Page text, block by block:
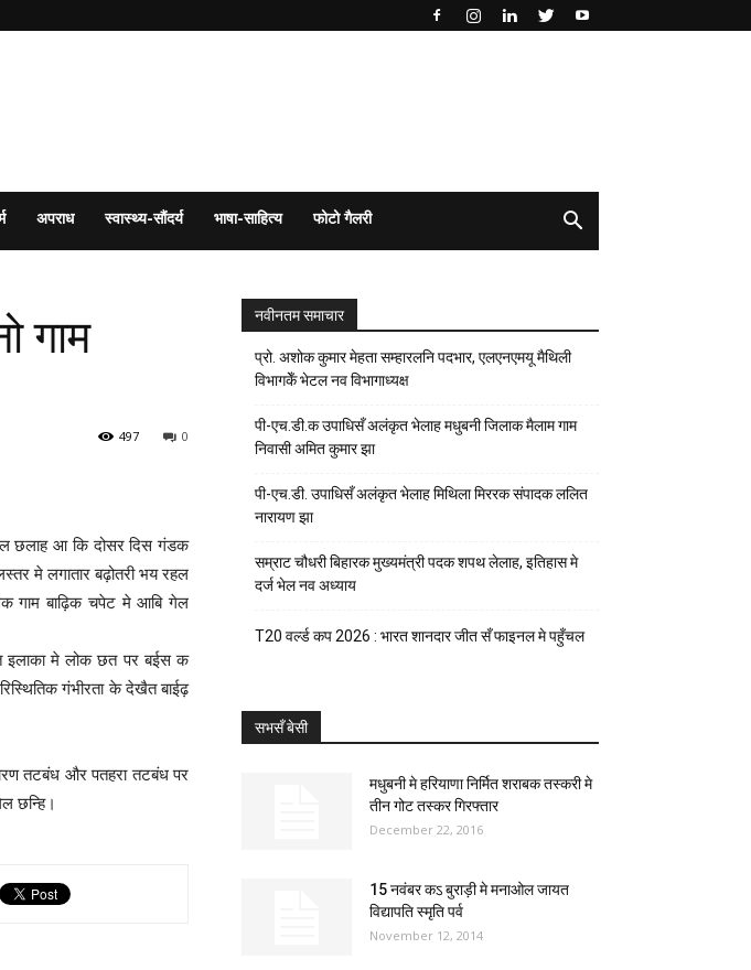
अपराध स्वास्थ्य-सौंदर्य भाषा-साहित्य फोटो गैलरी
गाम
0
497
छलाह आ कि दोसर दिस गंडक
मे लगातार बढ़ोतरी भय रहल
गाम बाढ़िक चपेट मे आबि गेल
इलाका मे लोक छत पर बईस क
गंभीरता के देखैत बाईढ़
तटबंध और पतहरा तटबंध पर
छन्हि।
नवीनतम समाचार
प्रो. अशोक कुमार मेहता सम्हारलनि पदभार, एलएनएमयू मैथिली
विभागकेँ भेटल नव विभागाध्यक्ष
पी-एच.डी.क उपाधिसँ अलंकृत भेलाह मधुबनी जिलाक मैलाम गाम
निवासी अमित कुमार झा
पी-एच.डी. उपाधिसँ अलंकृत भेलाह मिथिला मिररक संपादक ललित
नारायण झा
सम्राट चौधरी बिहारक मुख्यमंत्री पदक शपथ लेलाह, इतिहास मे
दर्ज भेल नव अध्याय
T20 वर्ल्ड कप 2026 : भारत शानदार जीत सँ फाइनल मे पहुँचल
सभसँ बेसी
मधुबनी मे हरियाणा निर्मित शराबक तस्करी मे
तीन गोट तस्कर गिरफ्तार
December 22, 2016
15 नवंबर कऽ बुराड़ी मे मनाओल जायत
विद्यापति स्मृति पर्व
November 12, 2014